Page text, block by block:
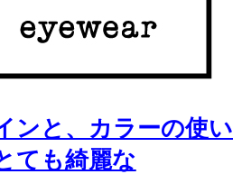
ンと、カラーの使い
ても綺麗な